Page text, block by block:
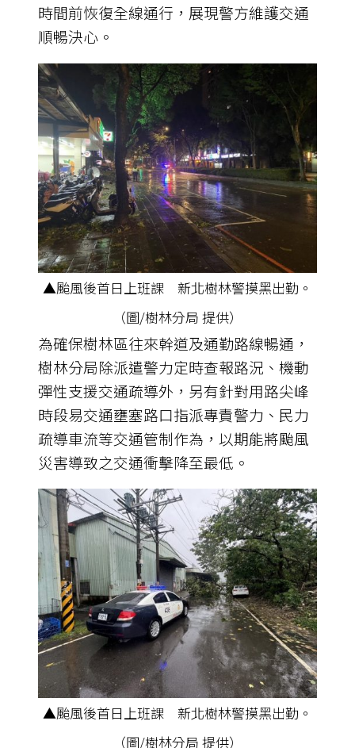
時間前恢復全線通行，展現警方維護交通
順暢決心。
▲颱風後首日上班課 新北樹林警摸黑出勤。
（圖/樹林分局 提供）
為確保樹林區往來幹道及通勤路線暢通，
樹林分局除派遣警力定時查報路況、機動
彈性支援交通疏導外，另有針對用路尖峰
時段易交通壅塞路口指派專責警力、民力
疏導車流等交通管制作為，以期能將颱風
災害導致之交通衝擊降至最低。
▲颱風後首日上班課 新北樹林警摸黑出勤。
（圖/樹林分局 提供）